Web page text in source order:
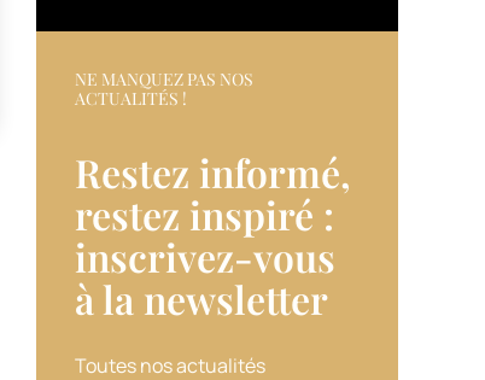
NE MANQUEZ PAS NOS
ACTUALITÉS !
Restez informé,
restez inspiré :
inscrivez-vous
à la newsletter​
Toutes nos actualités